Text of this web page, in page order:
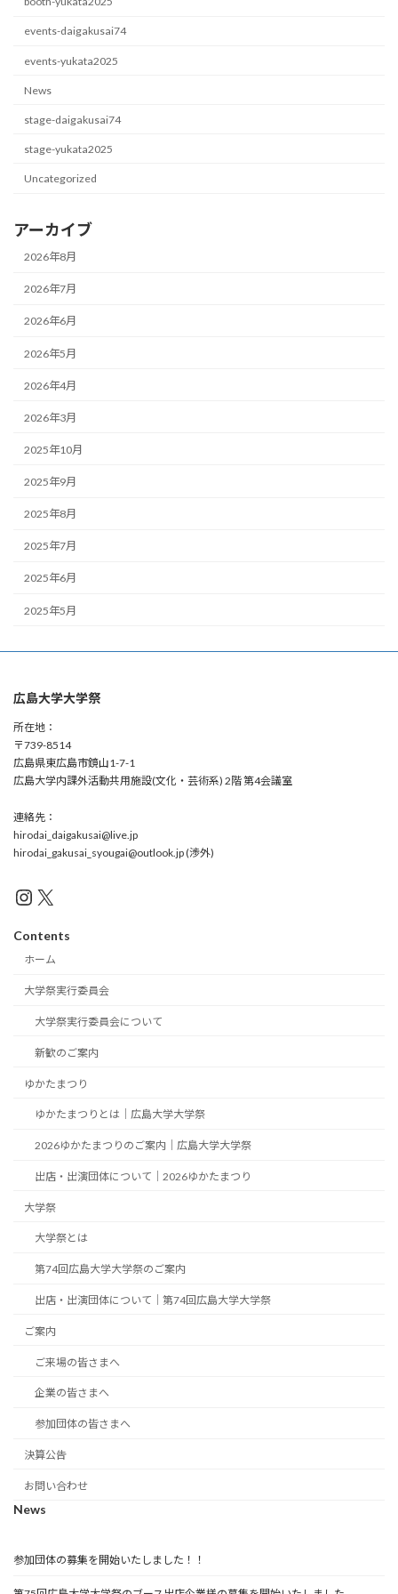
events-daigakusai74
events-yukata2025
News
stage-daigakusai74
stage-yukata2025
Uncategorized
アーカイブ
2026年8月
2026年7月
2026年6月
2026年5月
2026年4月
2026年3月
2025年10月
2025年9月
2025年8月
2025年7月
2025年6月
2025年5月
広島大学大学祭
所在地：
〒739-8514
広島県東広島市鏡山1-7-1
広島大学内課外活動共用施設(文化・芸術系) 2階 第4会議室
連絡先：
hirodai_daigakusai@live.jp
hirodai_gakusai_syougai@outlook.jp (渉外)
Instagram
X
Contents
ホーム
大学祭実行委員会
大学祭実行委員会について
新歓のご案内
ゆかたまつり
ゆかたまつりとは｜広島大学大学祭
2026ゆかたまつりのご案内｜広島大学大学祭
出店・出演団体について｜2026ゆかたまつり
大学祭
大学祭とは
第74回広島大学大学祭のご案内
出店・出演団体について｜第74回広島大学大学祭
ご案内
ご来場の皆さまへ
企業の皆さまへ
参加団体の皆さまへ
決算公告
お問い合わせ
News
参加団体の募集を開始いたしました！！